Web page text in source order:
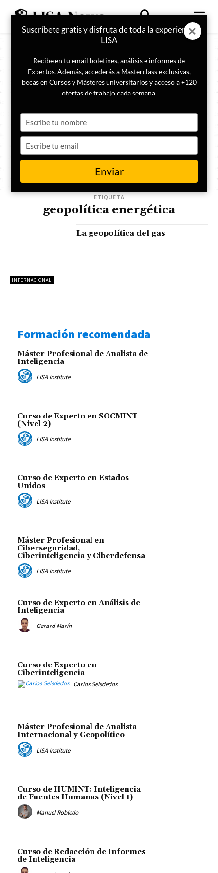
ETIQUETA
geopolítica energética
INTERNACIONAL
La geopolítica del gas
Formación recomendada
Máster Profesional de Analista de
Inteligencia
LISA Institute
Curso de Experto en SOCMINT
(Nivel 2)
LISA Institute
Curso de Experto en Estados
Unidos
LISA Institute
Máster Profesional en
Ciberseguridad,
Ciberinteligencia y Ciberdefensa
LISA Institute
Curso de Experto en Análisis de
Inteligencia
Gerard Marín
Curso de Experto en
Ciberinteligencia
Carlos Seisdedos
Máster Profesional de Analista
Internacional y Geopolítico
LISA Institute
Curso de HUMINT: Inteligencia
de Fuentes Humanas (Nivel 1)
Manuel Robledo
Curso de Redacción de Informes
de Inteligencia
Suscríbete gratis y disfruta de toda la experiencia
LISA
Recibe en tu email boletines, análisis e informes de
Expertos. Además, accederás a Masterclass exclusivas,
becas en Cursos y Másteres universitarios y acceso a +120
ofertas de trabajo cada semana.
your
name
your
email
Enviar